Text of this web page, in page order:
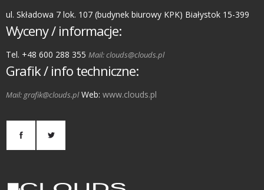
ul. Składowa 7 lok. 107 (budynek biurowy KPK) Białystok 15-399
Wyceny / informacje:
Tel. +48 600 288 355 Mail: clouds@clouds.pl
Grafik / info techniczne:
Mail: grafik@clouds.plWeb: www.clouds.pl